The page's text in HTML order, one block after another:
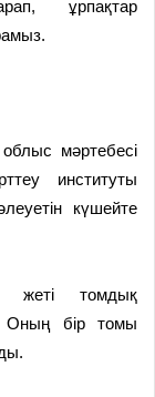
ұрпақтар
мәртебесі
институты
күшейте
жеті томдық
Оның бір томы